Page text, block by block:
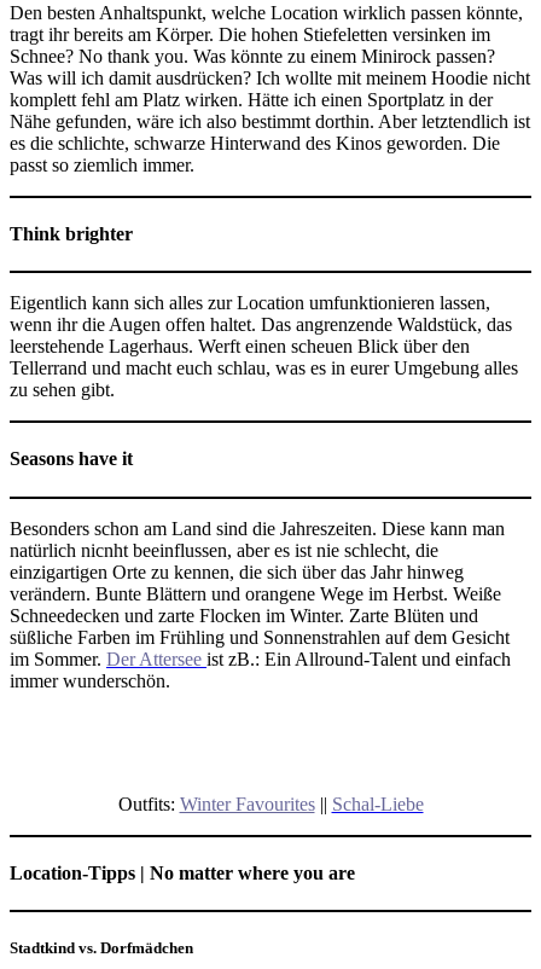
Den besten Anhaltspunkt, welche Location wirklich passen könnte,
tragt ihr bereits am Körper. Die hohen Stiefeletten versinken im
Schnee? No thank you. Was könnte zu einem Minirock passen?
Was will ich damit ausdrücken? Ich wollte mit meinem Hoodie nicht
komplett fehl am Platz wirken. Hätte ich einen Sportplatz in der
Nähe gefunden, wäre ich also bestimmt dorthin. Aber letztendlich ist
es die schlichte, schwarze Hinterwand des Kinos geworden. Die
passt so ziemlich immer.
Think brighter
Eigentlich kann sich alles zur Location umfunktionieren lassen,
wenn ihr die Augen offen haltet. Das angrenzende Waldstück, das
leerstehende Lagerhaus. Werft einen scheuen Blick über den
Tellerrand und macht euch schlau, was es in eurer Umgebung alles
zu sehen gibt.
Seasons have it
Besonders schon am Land sind die Jahreszeiten. Diese kann man
natürlich nicnht beeinflussen, aber es ist nie schlecht, die
einzigartigen Orte zu kennen, die sich über das Jahr hinweg
verändern. Bunte Blättern und orangene Wege im Herbst. Weiße
Schneedecken und zarte Flocken im Winter. Zarte Blüten und
süßliche Farben im Frühling und Sonnenstrahlen auf dem Gesicht
im Sommer. Der Attersee ist zB.: Ein Allround-Talent und einfach
immer wunderschön.
Outfits: Winter Favourites|| Schal-Liebe
Location-Tipps | No matter where you are
Stadtkind vs. Dorfmädchen